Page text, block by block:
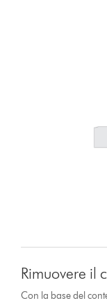
Rimuovere il
Con la base del